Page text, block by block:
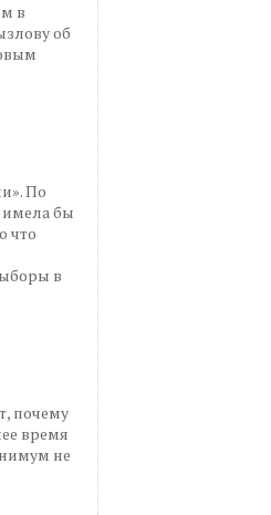
в
об
По
имела бы
что
в
почему
время
не